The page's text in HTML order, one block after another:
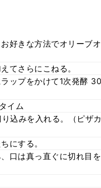
好きな方法でオリーブ
てさらにこねる。
ップをかけて1次発酵
イム
込みを入れる。（ピザ
にする。
口は真っ直ぐに切れ目